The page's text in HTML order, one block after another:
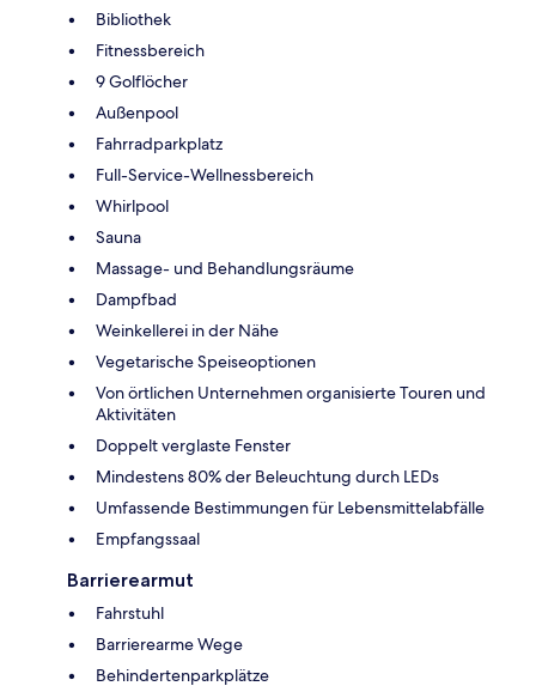
Bibliothek
Fitnessbereich
9 Golflöcher
Außenpool
Fahrradparkplatz
Full-Service-Wellnessbereich
Whirlpool
Sauna
Massage- und Behandlungsräume
Dampfbad
Weinkellerei in der Nähe
Vegetarische Speiseoptionen
Von örtlichen Unternehmen organisierte Touren und
Aktivitäten
Doppelt verglaste Fenster
Mindestens 80% der Beleuchtung durch LEDs
Umfassende Bestimmungen für Lebensmittelabfälle
Empfangssaal
Barrierearmut
Fahrstuhl
Barrierearme Wege
Behindertenparkplätze